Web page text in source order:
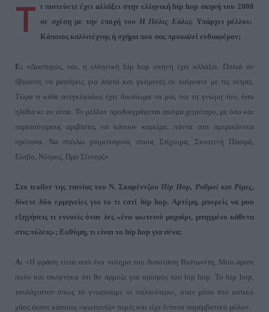
T ι πιστεύετε έχει αλλάξει στην ελληνική hip hopσκηνή του 2008
σε σχέση με την εποχή του Η Πόλις Εάλω; Υπάρχει μέλλον;
Κάποιος καλλιτέχνης ή σχήμα που σας προκαλεί ενδιαφέρον;
Ε: «Δυστυχώς, ναι, η ελληνική hip hop σκηνή έχει αλλάξει. Παλιά αν
έβγαινες να ραπάρεις για λεφτά και γκόμενες σε παίρνανε με τις πέτρες.
Τώρα ο κάθε ανεγκέφαλος έχει δικαίωμα να μας πει τη γνώμη του, όσο
ηλίθια κι αν είναι. Το μέλλον προδιαγράφεται ακόμα χειρότερο, με όλο και
περισσότερους αριβίστες να κάνουν καριέρα, πάντα στα αμερικάνικα
πρότυπα. Να στέιλω χαιρετισμούς στους Στίχοιμα, Σκοτεινή Πλευρά,
Είσβο, Νόησις, Προ Σίννερζ».
Στο trailer της ταινίας του Ν. Σκαρέντζου Hip Hop, Ρυθμοί και Ρίμες,
δίνετε δύο ερμηνείες για το τι εστί hip hop. Αρτέμη, μπορείς να μου
εξηγήσεις τι εννοείς όταν λες «ένα φωτεινό μαχαίρι, μπηγμένο κάθετα
στις πόλεις»; Ευθύμη, τι είναι το hip hop για σένα;
Α: «Η φράση είναι από ένα ποίημα του Αναστάση Βιστωνίτη. Μου άρεσε
πολύ και σκέφτηκα ότι θα άρμοζε για ορισμός του hip hop . Το hip hop
τουλάχιστον όπως το γνωρίσαμε οι παλαιότεροι, όταν μέσα στο αστικό
χάος έκανε κάποιες «φωτεινές» τομές και είχε έντονα παρεμβατικό ρόλο».